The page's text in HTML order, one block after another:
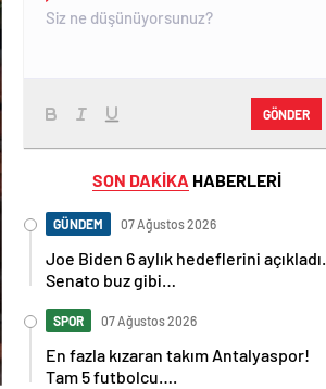
GÖNDER
SON DAKİKA HABERLERİ
GÜNDEM 07 Ağustos 2026
Joe Biden 6 aylık hedeflerini açıkladı.
Senato buz gibi…
SPOR 07 Ağustos 2026
En fazla kızaran takım Antalyaspor!
Tam 5 futbolcu….